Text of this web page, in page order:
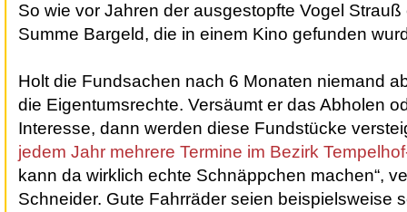
So wie vor Jahren der ausgestopfte Vogel
Summe Bargeld, die in einem Kino gefunden
Holt die Fundsachen nach 6 Monaten niemand
die Eigentumsrechte. Versäumt er das Abholen
Interesse, dann werden diese Fundstücke
jedem Jahr mehrere Termine im Bezirk
kann da wirklich echte Schnäppchen machen“,
Schneider. Gute Fahrräder seien beispielsweise